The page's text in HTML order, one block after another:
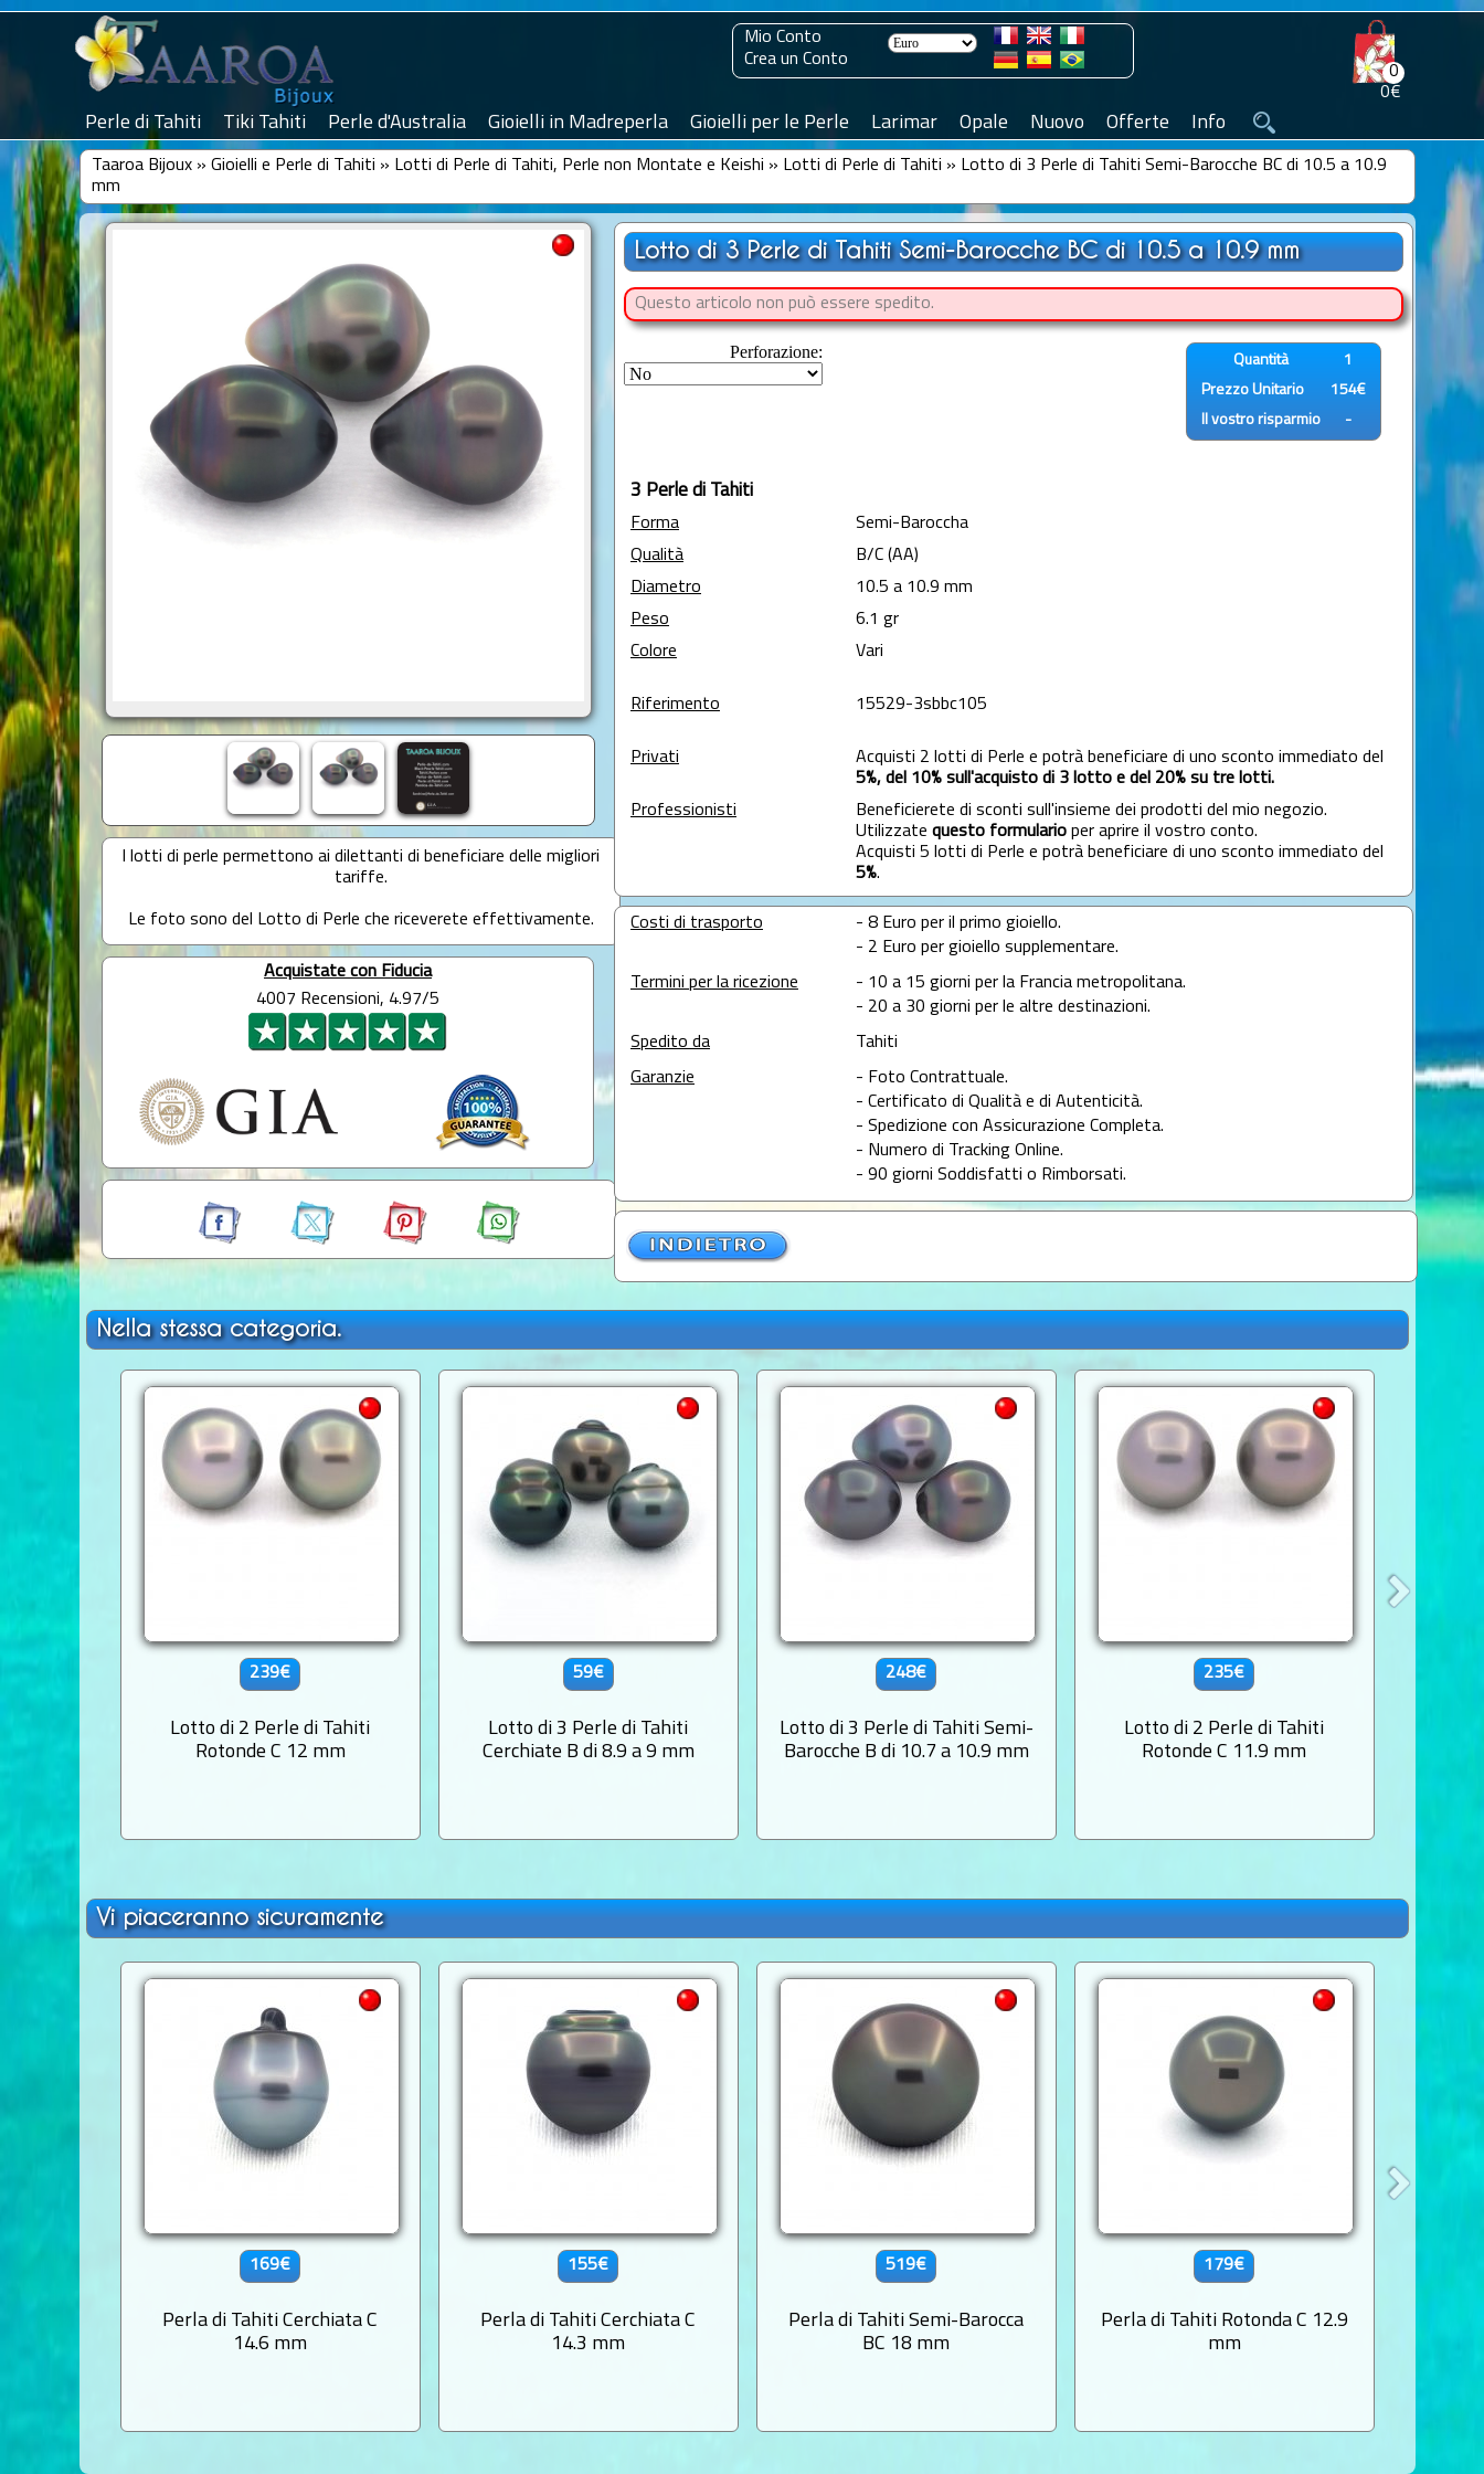
0
0€
Mio Conto
Crea un Conto
Perle di Tahiti Tiki Tahiti Perle d'Australia Gioielli in Madreperla Gioielli per le Perle Larimar Opale Nuovo Offerte Info
Taaroa Bijoux» Gioielli e Perle di Tahiti » Lotti di Perle di Tahiti, Perle non Montate e Keishi » Lotti di Perle di Tahiti » Lotto di 3 Perle di Tahiti Semi-Barocche BC di 10.5 a 10.9
mm
I lotti di perle permettono ai dilettanti di beneficiare delle migliori
tariffe.
Le foto sono del Lotto di Perle che riceverete effettivamente.
Acquistate con Fiducia
4007 Recensioni, 4.97/5
Lotto di 3 Perle di Tahiti Semi-Barocche BC di 10.5 a 10.9 mm
Questo articolo non può essere spedito.
Perforazione: Quantità
1
Prezzo Unitario
154€
Il vostro risparmio
-
3 Perle di Tahiti
Forma
Semi-Baroccha
Qualità
B/C (AA)
Diametro
10.5 a 10.9 mm
Peso
6.1 gr
Colore
Vari
Riferimento 15529-3sbbc105
Privati
Acquisti 2 lotti di Perle e potrà beneficiare di uno sconto immediato del
5%, del 10% sull'acquisto di 3 lotto e del 20% su tre lotti.
Professionisti
Beneficierete di sconti sull'insieme dei prodotti del mio negozio.
Utilizzate questo formularioper aprire il vostro conto.
Acquisti 5 lotti di Perle e potrà beneficiare di uno sconto immediato del
5%.
Costi di trasporto
- 8 Euro per il primo gioiello.
- 2 Euro per gioiello supplementare.
Termini per la ricezione
- 10 a 15 giorni per la Francia metropolitana.
- 20 a 30 giorni per le altre destinazioni.
Spedito da
Tahiti
Garanzie
- Foto Contrattuale.
- Certificato di Qualità e di Autenticità.
- Spedizione con Assicurazione Completa.
- Numero di Tracking Online.
- 90 giorni Soddisfatti o Rimborsati.
Nella stessa categoria.
239€
Lotto di 2 Perle di Tahiti
Rotonde C 12 mm
59€
Lotto di 3 Perle di Tahiti
Cerchiate B di 8.9 a 9 mm
248€
Lotto di 3 Perle di Tahiti Semi-
Barocche B di 10.7 a 10.9 mm
235€
Lotto di 2 Perle di Tahiti
Rotonde C 11.9 mm
Vi piaceranno sicuramente
169€
Perla di Tahiti Cerchiata C
14.6 mm
155€
Perla di Tahiti Cerchiata C
14.3 mm
519€
Perla di Tahiti Semi-Barocca
BC 18 mm
179€
Perla di Tahiti Rotonda C 12.9
mm